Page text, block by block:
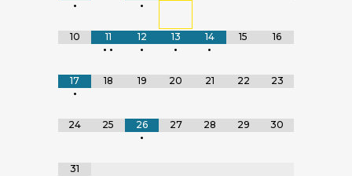
•
•
10
11
• •
12
•
13
•
14
•
15 16
17
•
18 19 20 21 22 23
24 25
26
•
27 28 29 30
31